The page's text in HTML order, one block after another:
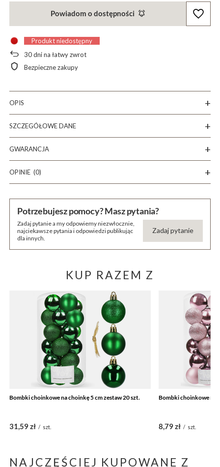
Powiadom o dostępności
Produkt niedostępny
30dni na łatwy zwrot
Bezpieczne zakupy
OPIS
SZCZEGÓŁOWE DANE
GWARANCJA
OPINIE (0)
Potrzebujesz pomocy? Masz pytania?
Zadaj pytanie a my odpowiemy niezwłocznie,
najciekawsze pytania i odpowiedzi publikując
dla innych.
Zadaj pytanie
KUP RAZEM Z
Bombki choinkowe na choinkę 5 cm zestaw 20 szt.
31,59 zł / szt.
Bombki choinkowe na
8,79 zł / szt.
NAJCZĘŚCIEJ KUPOWANE Z